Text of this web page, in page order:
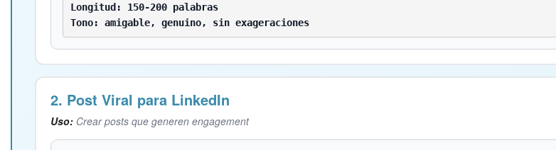
Longitud: 150-200 palabras
Tono: amigable, genuino, sin exageraciones
2. Post Viral para LinkedIn
Uso: Crear posts que generen engagement